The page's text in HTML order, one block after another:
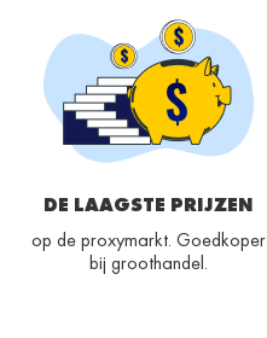
DE LAAGSTE PRIJZEN
op de proxymarkt. Goedkoper
bij groothandel.